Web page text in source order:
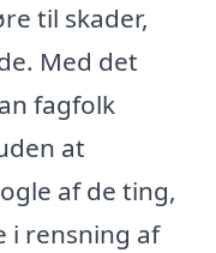
til skader,
Med det
fagfolk
at
af de ting,
i rensning af